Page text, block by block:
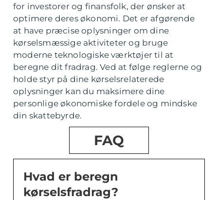
for investorer og finansfolk, der ønsker at
optimere deres økonomi. Det er afgørende
at have præcise oplysninger om dine
kørselsmæssige aktiviteter og bruge
moderne teknologiske værktøjer til at
beregne dit fradrag. Ved at følge reglerne og
holde styr på dine kørselsrelaterede
oplysninger kan du maksimere dine
personlige økonomiske fordele og mindske
din skattebyrde.
FAQ
Hvad er beregn
kørselsfradrag?